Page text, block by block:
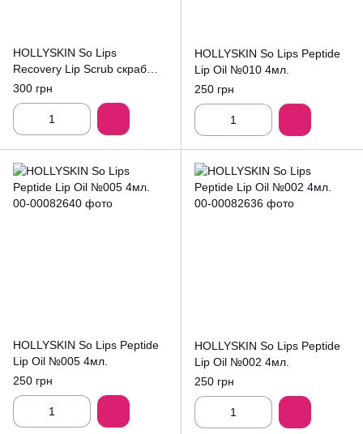
HOLLYSKIN So Lips
Recovery Lip Scrub скраб
для губ 40г.
300 грн
HOLLYSKIN So Lips Peptide
Lip Oil №010 4мл.
250 грн
HOLLYSKIN So Lips Peptide
Lip Oil №005 4мл.
250 грн
HOLLYSKIN So Lips Peptide
Lip Oil №002 4мл.
250 грн